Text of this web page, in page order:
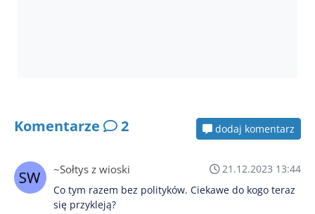
Komentarze 2 dodaj komentarz
~Sołtys z wioski
21.12.2023 13:44
Co tym razem bez polityków. Ciekawe do kogo teraz
się przykleją?